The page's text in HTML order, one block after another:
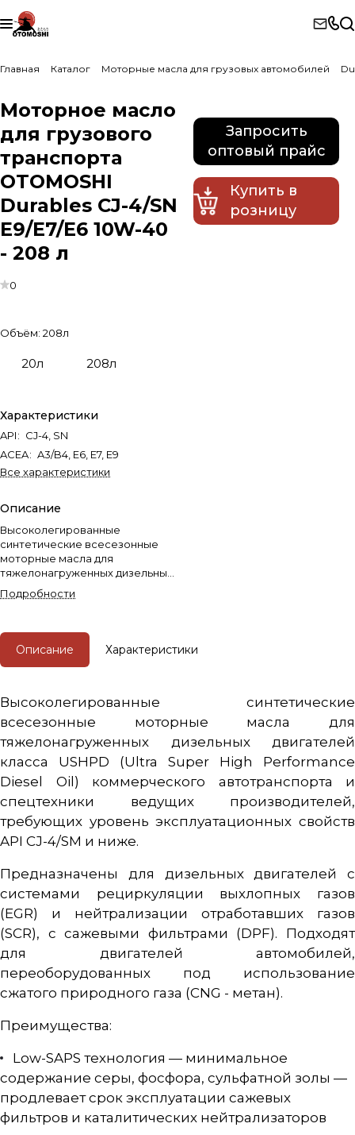
Главная Каталог Моторные масла для грузовых автомобилей
Моторное масло
для грузового
транспорта
OTOMOSHI
Durables CJ-4/SN
E9/E7/E6 10W-40
- 208 л
0
Объём: 208л
20л 208л
Характеристики
API: CJ-4, SN
ACEA: A3/B4, E6, E7, E9
Все характеристики
Описание
Высоколегированные
синтетические всесезонные
моторные масла для
тяжелонагруженных дизельных
двигателей класса USHPD (Ultra
Super High Performance Diesel
автотранспорта и спецтехники
ведущих производителей,
Подробности
Запросить
оптовый прайс
Купить в
розницу
Описание Характеристики
Высоколегированные синтетические
всесезонные моторные масла для
тяжелонагруженных дизельных двигателей
класса USHPD (Ultra Super High Performance
Diesel Oil) коммерческого автотранспорта и
спецтехники ведущих производителей,
требующих уровень эксплуатационных свойств
API CJ-4/SM и ниже.
Предназначены для дизельных двигателей с
системами рециркуляции выхлопных газов
(EGR) и нейтрализации отработавших газов
(SCR), с сажевыми фильтрами (DPF). Подходят
для двигателей автомобилей,
переоборудованных под использование
сжатого природного газа (CNG - метан).
Преимущества:
Low-SAPS технология — минимальное
содержание серы, фосфора, сульфатной золы —
продлевает срок эксплуатации сажевых
фильтров и каталитических нейтрализаторов